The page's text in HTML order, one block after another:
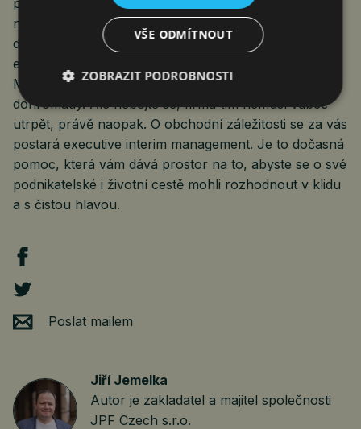
potřebné, abyste energii pravidelně dokázali zase
nabrat. Její množství je zásadní pro to, jak kvalitně
dokážete řídit, vést, rozhodovat. Naslouchejte své
energii, spolehlivě vám řekne, co je třeba udělat.
Možná si budete muset vzít delší dovolenou a dát se
dohromady. Ale nebojte se, firma tím nemusí vůbec
utrpět, právě naopak. O obchodní záležitosti se za vás
postará executive interim management. Je to dočasná
pomoc, která vám dává prostor na to, abyste se o své
podnikatelské i životní cestě mohli rozhodnout v klidu
a s čistou hlavou.
Poslat mailem
Jiří Jemelka
Autor je zakladatel a majitel společnosti
JPF Czech s.r.o.
VŠE ODMÍTNOUT
ZOBRAZIT PODROBNOSTI